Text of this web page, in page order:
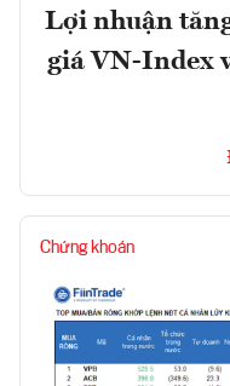
Lợi nhuận
giá VN-Index
Chứng khoán